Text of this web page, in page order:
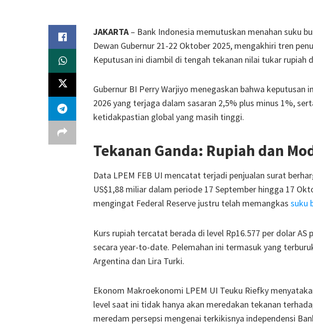
JAKARTA – Bank Indonesia memutuskan menahan suku
Dewan Gubernur 21-22 Oktober 2025, mengakhiri tren
Keputusan ini diambil di tengah tekanan nilai tukar rupiah
Gubernur BI Perry Warjiyo menegaskan bahwa keputusan
2026 yang terjaga dalam sasaran 2,5% plus minus 1%,
ketidakpastian global yang masih tinggi.
Tekanan Ganda: Rupiah dan
Data LPEM FEB UI mencatat terjadi penjualan surat
US$1,88 miliar dalam periode 17 September hingga 17
mengingat Federal Reserve justru telah memangkas suku
Kurs rupiah tercatat berada di level Rp16.577 per dolar AS
secara year-to-date. Pelemahan ini termasuk yang
Argentina dan Lira Turki.
Ekonom Makroekonomi LPEM UI Teuku Riefky
level saat ini tidak hanya akan meredakan tekanan
meredam persepsi mengenai terkikisnya independensi